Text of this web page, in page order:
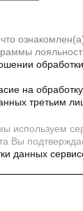
на обработку
третьим
используем
Вы
данных